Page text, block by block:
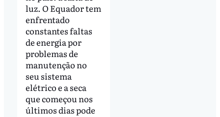
luz. O Equador tem
enfrentado
constantes faltas
de energia por
problemas de
manutenção no
seu sistema
elétrico e a seca
que começou nos
últimos dias pode